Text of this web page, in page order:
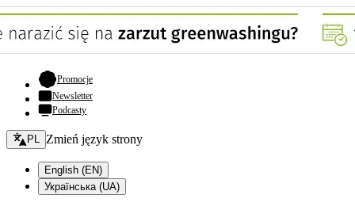
Promocje- otwiera się w nowej karcie
Newsletter
Podcasty
Zmień język - bieżący:
PL Zmień język strony
English (EN)
Українська (UA)